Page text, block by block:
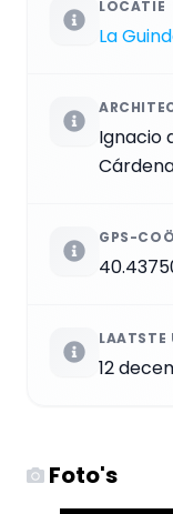
LOCATIE
La
Ignacio
GPS-
LAATSTE
12
Foto's